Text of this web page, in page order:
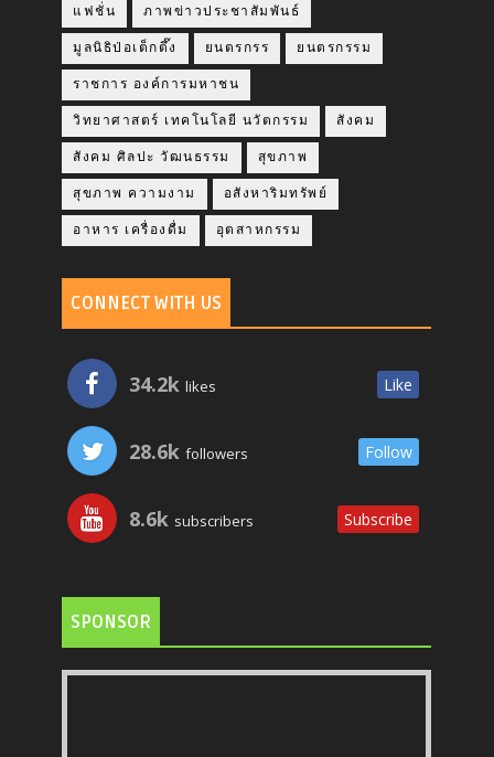
แฟชั่น ภาพข่าวประชาสัมพันธ์
มูลนิธิป่อเต็กตึ๊ง ยนตรกรร ยนตรกรรม
ราชการ องค์การมหาชน
วิทยาศาสตร์ เทคโนโลยี นวัตกรรม สังคม
สังคม ศิลปะ วัฒนธรรม สุขภาพ
สุขภาพ ความงาม อสังหาริมทรัพย์
อาหาร เครื่องดื่ม อุตสาหกรรม
CONNECT WITH US
34.2k likes Like
28.6k followers Follow
8.6k subscribers Subscribe
SPONSOR